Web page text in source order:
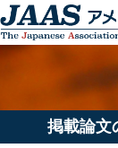
掲載論文